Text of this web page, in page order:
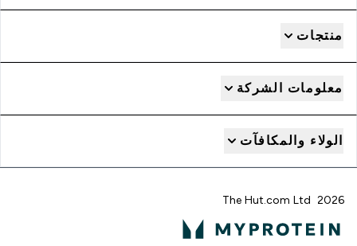
منتجات
معلومات الشركة
الولاء والمكافآت
2026 The Hut.com Ltd